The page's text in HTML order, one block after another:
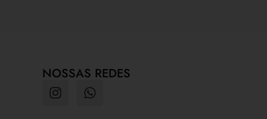
NOSSAS REDES